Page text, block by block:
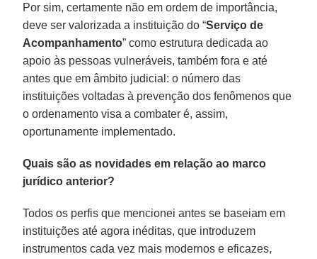
Por sim, certamente não em ordem de importância,
deve ser valorizada a instituição do “Serviço de
Acompanhamento” como estrutura dedicada ao
apoio às pessoas vulneráveis, também fora e até
antes que em âmbito judicial: o número das
instituições voltadas à prevenção dos fenômenos que
o ordenamento visa a combater é, assim,
oportunamente implementado.
Quais são as novidades em relação ao marco
jurídico anterior?
Todos os perfis que mencionei antes se baseiam em
instituições até agora inéditas, que introduzem
instrumentos cada vez mais modernos e eficazes,